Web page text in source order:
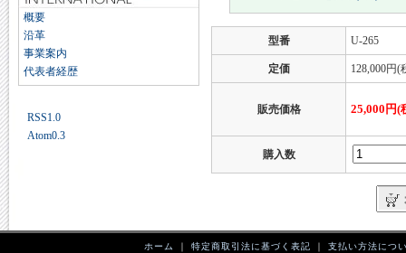
概要
沿革
事業案内
代表者経歴
RSS1.0
Atom0.3
型番 U-265
定価 128,000円(
販売価格 25,000円(
購入数
ホーム ｜ 特定商取引法に基づく表記 ｜ 支払い方法につ